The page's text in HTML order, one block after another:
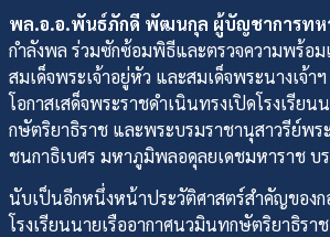
พล.อ.อ.พันธ์ภักดี พัฒนกุล ผู้บัญชาการทห
กำลังพล ร่วมซักซ้อมพิธีและตรวจความพร้อ
สมเด็จพระเจ้าอยู่หัว และสมเด็จพระนางเจ้า
โอกาสเสด็จพระราชดำเนินทรงเปิดโรงเรีย
กษัตริยาธิราช และพระบรมราชานุสาวรีย์พร
ชนกาธิเบศร มหาภูมิพลอดุลยเดชมหาราช บ
นับเป็นอีกหนึ่งหน้าประวัติศาสตร์สำคัญของก
โรงเรียนนายเรืออากาศนวมินทกษัตริยาธิรา